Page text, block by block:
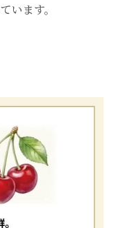
います。